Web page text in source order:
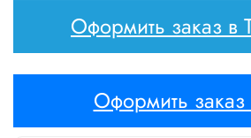
Оформить заказ в
Оформить заказ